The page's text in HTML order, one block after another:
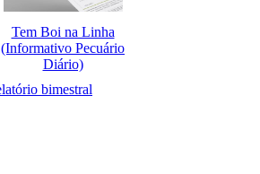
Tem Boi na Linha
(Informativo Pecuário
Diário)